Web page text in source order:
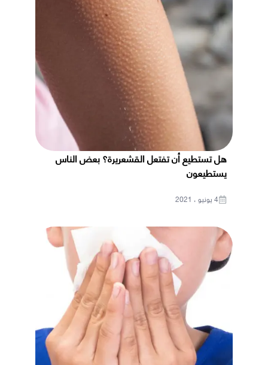
هل تستطيع أن تفتعل القشعريرة؟ بعض الناس
يستطيعون
4 يونيو ، 2021